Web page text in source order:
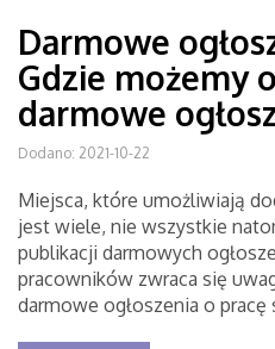
Darmowe
Gdzie możemy
darmowe
Dodano: 2021-10-22
Miejsca, które umożliwiają
jest wiele, nie wszystkie
publikacji darmowych
pracowników zwraca się
darmowe ogłoszenia o